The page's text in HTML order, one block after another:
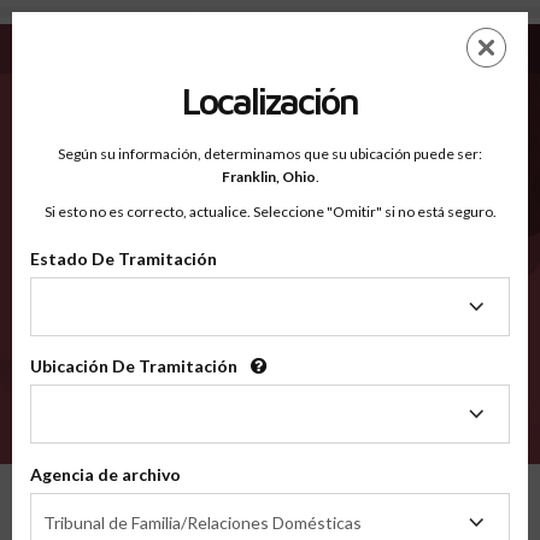
New York - Condados Reconocidos
EN
Condados Reconocidos
2600
Selecciona un condado
Localización
Según su información, determinamos que su ubicación puede ser:
Franklin, Ohio.
Si esto no es correcto, actualice. Seleccione "Omitir" si no está seguro.
Estado De Tramitación
Tramitación
Ubicación De Tramitación
Tramitación
Agencia de archivo
Tribunal de Familia/Relaciones Domésticas
de